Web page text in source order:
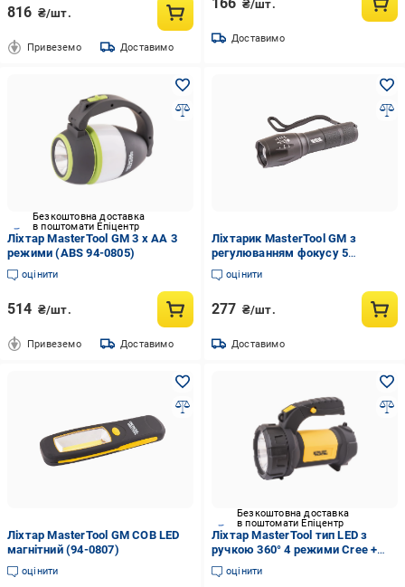
816 ₴/шт.
Привеземо Доставимо
₴/шт.
Доставимо
Безкоштовна доставка
в поштомати Епіцентр
Ліхтар MasterTool GM 3 x AA 3
режими (ABS 94-0805)
оцінити
514 ₴/шт.
Привеземо Доставимо
Ліхтарик MasterTool GM з
регулюванням фокусу 5
режимів (AL 94-0819)
оцінити
277 ₴/шт.
Доставимо
Ліхтар MasterTool GM COB LED
магнітний (94-0807)
оцінити
Безкоштовна доставка
в поштомати Епіцентр
Ліхтар MasterTool тип LED з
ручкою 360° 4 режими Cree +
Cob 4xAA 2в1 180х94х143 мм
(94-0804)
оцінити